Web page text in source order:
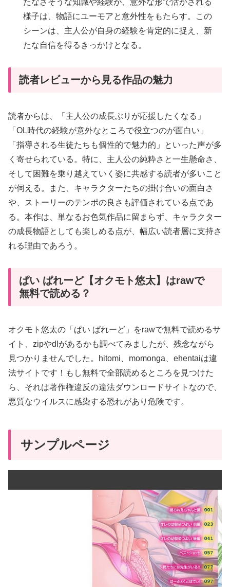
たなさそうな知識や経験が、意外な形で活かされる
様子は、物語にユーモアと意外性をもたらす。この
シーンは、主人公が自身の経験を肯定的に捉え、新
たな自信を得るきっかけとなる。
読者レビューから見る作品の魅力
読者からは、「主人公の成長ぶりが応援したくなる」
「OL時代の経験が意外なところで役立つのが面白い」
「指導される生徒たちも個性的で魅力的」といった声が多
く寄せられている。特に、主人公の純粋さと一生懸命さ、
そして困難を乗り越えていく姿に共感する読者が多いこと
が伺える。また、キャラクターたちの掛け合いの面白さ
や、ストーリーのテンポの良さも評価されている点であ
る。本作は、単なるお色気作品に留まらず、キャラクター
の成長物語としても楽しめる点が、幅広い読者層に支持さ
れる理由であろう。
ぱい ぱれーど【オクモト悠太】はrawで
無料で読める？
オクモト悠太の「ぱい ぱれーど」をrawで無料で読めるサ
イト、zipやdlがあるかも調べてみましたが、残念ながら
見つかりませんでした。hitomi、momonga、ehentaiは違
法サイトです！もし無料で全部読めるところを見つけた
ら、それは著作権違反の違法ダウンロードサイトなので、
悪質なウイルスに感染する恐れがあり危険です。
サンプルページ